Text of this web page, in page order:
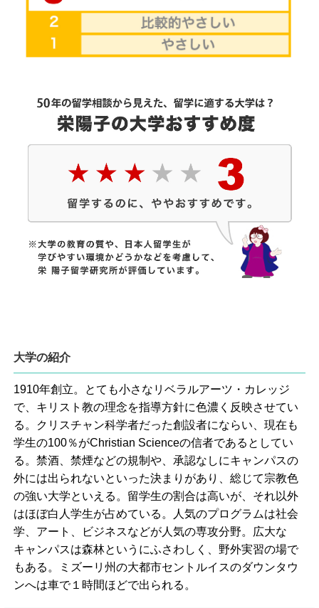
大学の紹介
1910年創立。とても小さなリベラルアーツ・カレッジ
で、キリスト教の理念を指導方針に色濃く反映させてい
る。クリスチャン科学者だった創設者にならい、現在も
学生の100％がChristian Scienceの信者であるとしてい
る。禁酒、禁煙などの規制や、承認なしにキャンパスの
外には出られないといった決まりがあり、総じて宗教色
の強い大学といえる。留学生の割合は高いが、それ以外
はほぼ白人学生が占めている。人気のプログラムは社会
学、アート、ビジネスなどが人気の専攻分野。広大な
キャンパスは森林というにふさわしく、野外実習の場で
もある。ミズーリ州の大都市セントルイスのダウンタウ
ンへは車で１時間ほどで出られる。